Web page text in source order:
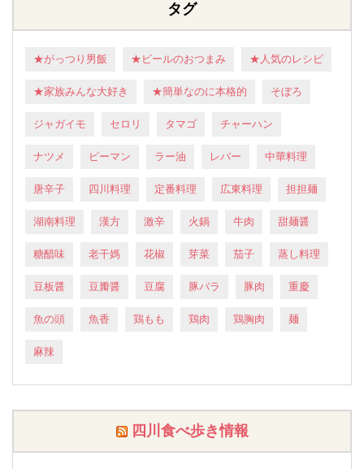
タグ
★がっつり男飯 ★ビールのおつまみ ★人気のレシピ
★家族みんな大好き ★簡単なのに本格的 そぼろ
ジャガイモ セロリ タマゴ チャーハン
ナツメ ピーマン ラー油 レバー 中華料理
唐辛子 四川料理 定番料理 広東料理 担担麺
湖南料理 漢方 激辛 火鍋 牛肉 甜麺醤
糖醋味 老干媽 花椒 芽菜 茄子 蒸し料理
豆板醤 豆瓣醤 豆腐 豚バラ 豚肉 重慶
魚の頭 魚香 鶏もも 鶏肉 鶏胸肉 麺
麻辣
四川食べ歩き情報